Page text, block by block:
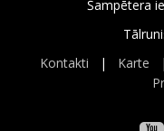
Šampētera
Kontakti | Karte